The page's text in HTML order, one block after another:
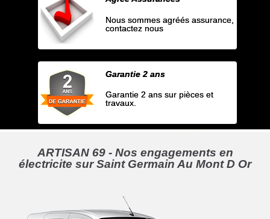
Nous sommes agréés assurance,
contactez nous
Garantie 2 ans
Garantie 2 ans sur pièces et
travaux.
ARTISAN 69 - Nos engagements en
électricite sur Saint Germain Au Mont D Or